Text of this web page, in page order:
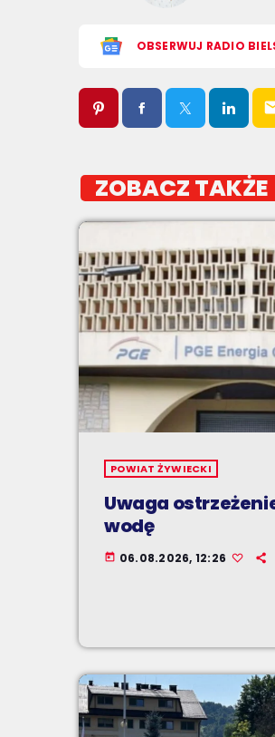
OBSERWUJ RADIO
ZOBACZ TAKŻE
POWIAT ŻYWIECKI
Uwaga
wodę
today 06.08.2026, 12:26